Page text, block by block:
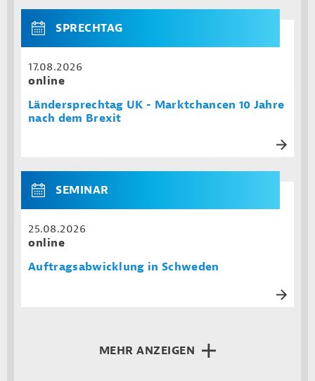
SPRECHTAG
17.08.2026
online
Ländersprechtag UK - Marktchancen 10 Jahre
nach dem Brexit
SEMINAR
25.08.2026
online
Auftragsabwicklung in Schweden
MEHR ANZEIGEN